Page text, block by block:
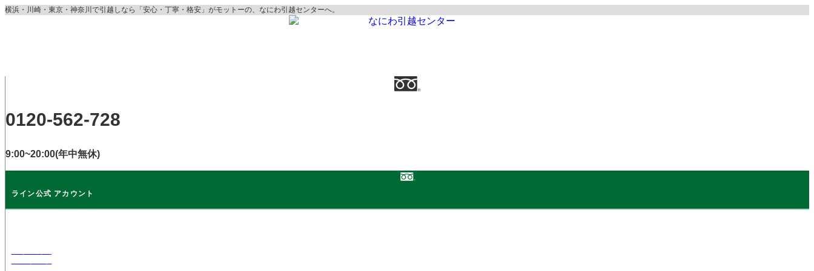
コ
ッ
プ
横浜・川崎・東京・神奈川で引越しなら「安心・丁寧・格安」がモットーの、なにわ引越センターへ。
0120-562-728
9:00~20:00(年中無休)
ライン公式 アカウント